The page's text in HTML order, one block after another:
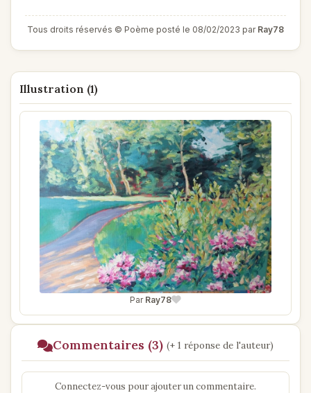
Tous droits réservés © Poème posté le 08/02/2023 par Ray78
Illustration (1)
Par Ray78
Commentaires (3) (+ 1 réponse de l'auteur)
Connectez-vous pour ajouter un commentaire.